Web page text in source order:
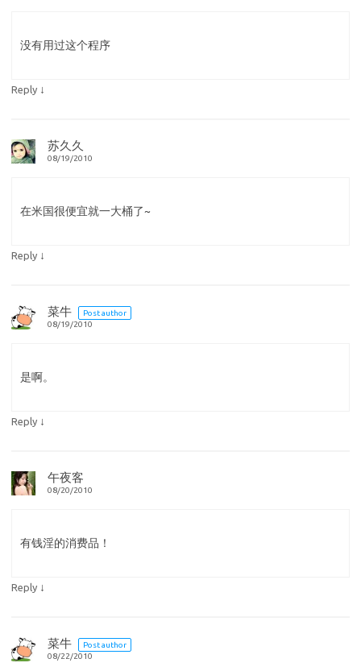
没有用过这个程序
Reply ↓
苏久久
08/19/2010
在米国很便宜就一大桶了~
Reply ↓
菜牛
Post author
08/19/2010
是啊。
Reply ↓
午夜客
08/20/2010
有钱淫的消费品！
Reply ↓
菜牛
Post author
08/22/2010